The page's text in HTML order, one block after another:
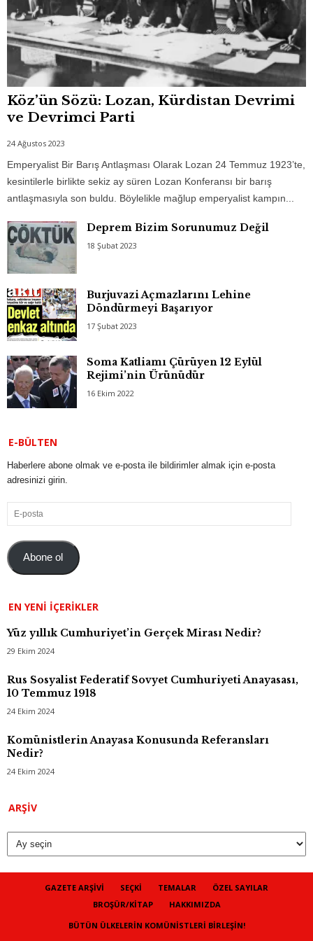
Köz’ün Sözü: Lozan, Kürdistan Devrimi
ve Devrimci Parti
24 Ağustos 2023
Emperyalist Bir Barış Antlaşması Olarak Lozan 24 Temmuz 1923’te,
kesintilerle birlikte sekiz ay süren Lozan Konferansı bir barış
antlaşmasıyla son buldu. Böylelikle mağlup emperyalist kampın...
Deprem Bizim Sorunumuz Değil
18 Şubat 2023
Burjuvazi Açmazlarını Lehine
Döndürmeyi Başarıyor
17 Şubat 2023
Soma Katliamı Çürüyen 12 Eylül
Rejimi’nin Ürünüdür
16 Ekim 2022
E-BÜLTEN
Haberlere abone olmak ve e-posta ile bildirimler almak için e-posta
adresinizi girin.
E-
posta
Abone ol
EN YENI İÇERIKLER
Yüz yıllık Cumhuriyet’in Gerçek Mirası Nedir?
29 Ekim 2024
Rus Sosyalist Federatif Sovyet Cumhuriyeti Anayasası,
10 Temmuz 1918
24 Ekim 2024
Komünistlerin Anayasa Konusunda Referansları
Nedir?
24 Ekim 2024
ARŞIV
GAZETE ARŞIVI SEÇKI TEMALAR
ÖZEL SAYILAR
BROŞÜR/KITAP
HAKKIMIZDA
BÜTÜN ÜLKELERIN KOMÜNISTLERI BIRLEŞIN!